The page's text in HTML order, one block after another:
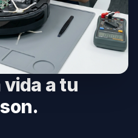
vida a tu